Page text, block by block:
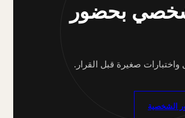
بحضور
الشخصية